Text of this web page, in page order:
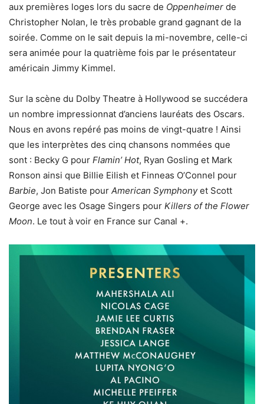
aux premières loges lors du sacre de Oppenheimer de
Christopher Nolan, le très probable grand gagnant de la
soirée. Comme on le sait depuis la mi-novembre, celle-ci
sera animée pour la quatrième fois par le présentateur
américain Jimmy Kimmel.
Sur la scène du Dolby Theatre à Hollywood se succédera
un nombre impressionnat d’anciens lauréats des Oscars.
Nous en avons repéré pas moins de vingt-quatre ! Ainsi
que les interprètes des cinq chansons nommées que
sont : Becky G pour Flamin’ Hot, Ryan Gosling et Mark
Ronson ainsi que Billie Eilish et Finneas O’Connel pour
Barbie, Jon Batiste pour American Symphonyet Scott
George avec les Osage Singers pour Killers of the Flower
Moon. Le tout à voir en France sur Canal +.